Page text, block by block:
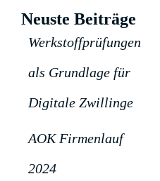
Neuste Beiträge
Werkstoffprüfungen
als Grundlage für
Digitale Zwillinge
AOK Firmenlauf
2024